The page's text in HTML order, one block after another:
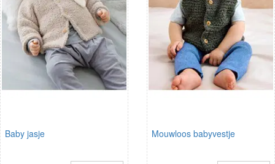
Baby jasje Mouwloos babyvestje